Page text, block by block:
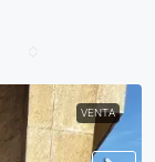
VENTA